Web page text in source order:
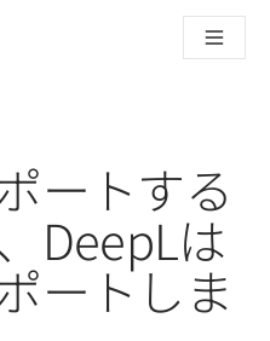
なユースケースや連携機能
らゆるチームの翻訳ワーク
構築方法
ルタイム音声翻訳までを支
voice demo with DeepL
ートする
DeepLは
ートしま